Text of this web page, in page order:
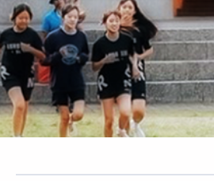
AFFILIATED SENIOR HIGH
KAOHSIUNG NORMAL